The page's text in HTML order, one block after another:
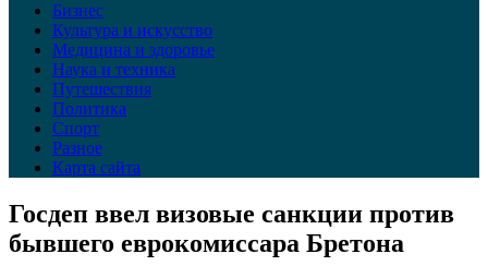
Бизнес
Культура и искусство
Медицина и здоровье
Наука и техника
Путешествия
Политика
Спорт
Разное
Карта сайта
Госдеп ввел визовые санкции против
бывшего еврокомиссара Бретона